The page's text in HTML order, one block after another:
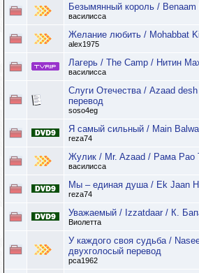
Безымянный король /
василисса
Желание любить / Mohabbat
alex1975
Лагерь / The Camp / Нитин
василисса
Слуги Отечества / Azaad
перевод
soso4eg
Я самый сильный / Main
reza74
Жулик / Mr. Azaad / Рама Рао
василисса
Мы – единая душа / Ek Jaan
reza74
Уважаемый / Izzatdaar / К.
Виолетта
У каждого своя судьба /
двухголосый перевод
pca1962